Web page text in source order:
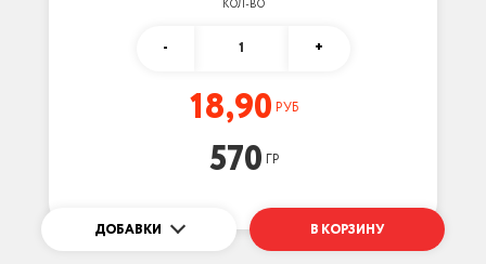
КОЛ-ВО
- 1 +
18,90 РУБ
570 ГР
ДОБАВКИ В КОРЗИНУ